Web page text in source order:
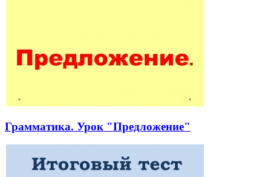
Грамматика. Урок "Предложение"